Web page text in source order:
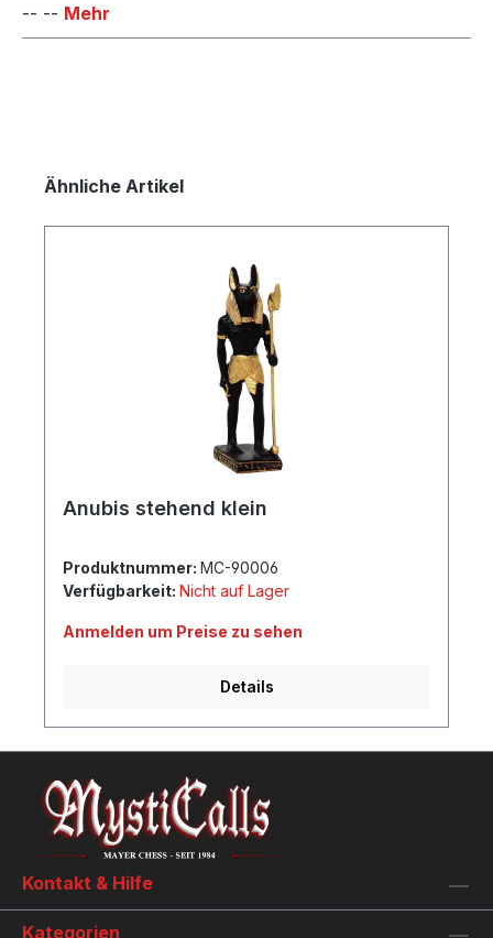
-- -- Mehr
Produktgalerie überspringen
Ähnliche Artikel
Anubis stehend klein
Produktnummer: MC-90006
Verfügbarkeit: Nicht auf Lager
Anmelden um Preise zu sehen
Details
Kontakt & Hilfe
Kategorien